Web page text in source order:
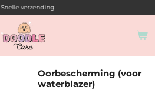
Snelle verzending
Oorbescherming (voor
waterblazer)